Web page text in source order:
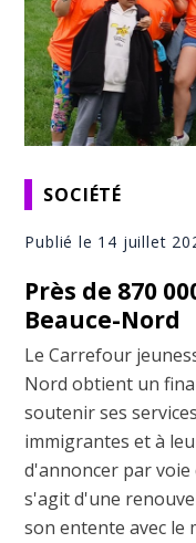
SOCIÉTÉ
Publié le 14 juillet
Près de 870
Beauce-Nord
Le Carrefour
Nord obtient un
soutenir ses
immigrantes et à
d'annoncer par voie
s'agit d'une
son entente avec le